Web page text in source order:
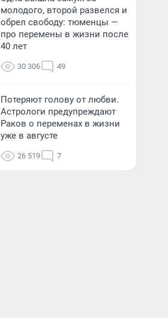
молодого, второй развелся и
обрел свободу: тюменцы —
про перемены в жизни после
40 лет
30 306 49
Потеряют голову от любви.
Астрологи предупреждают
Раков о переменах в жизни
уже в августе
26 519 7